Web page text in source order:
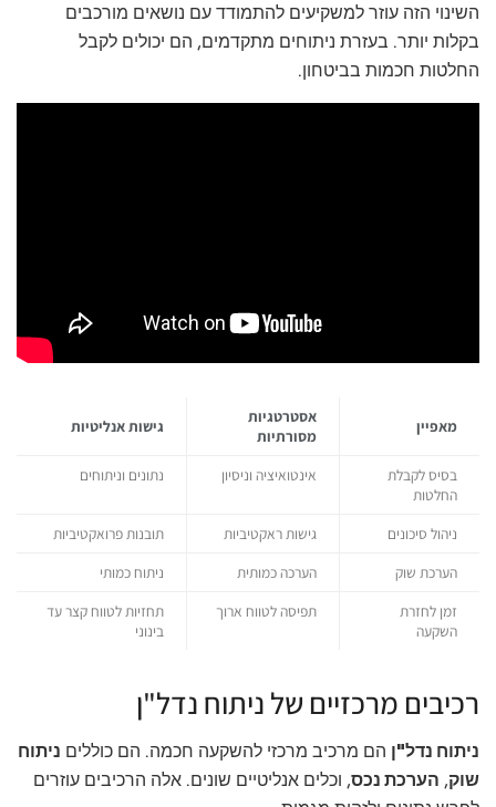
השינוי הזה עוזר למשקיעים להתמודד עם נושאים מורכבים
בקלות יותר. בעזרת ניתוחים מתקדמים, הם יכולים לקבל
החלטות חכמות בביטחון.
מאפיין
אסטרטגיות
מסורתיות
גישות אנליטיות
בסיס לקבלת
החלטות
אינטואיציה וניסיון נתונים וניתוחים
ניהול סיכונים גישות ראקטיביות
תובנות פרואקטיביות
הערכת שוק
הערכה כמותית
ניתוח כמותי
זמן לחזרת
השקעה
תפיסה לטווח ארוך
תחזיות לטווח קצר עד
בינוני
רכיבים מרכזיים של ניתוח נדל"ן
ניתוח נדל"ן הם מרכיב מרכזי להשקעה חכמה. הם כוללים ניתוח
שוק, הערכת נכס, וכלים אנליטיים שונים. אלה הרכיבים עוזרים